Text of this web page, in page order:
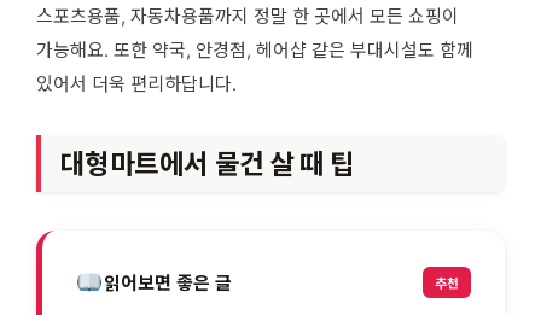
스포츠용품, 자동차용품까지 정말 한 곳에서 모든 쇼핑이
가능해요. 또한 약국, 안경점, 헤어샵 같은 부대시설도 함께
있어서 더욱 편리하답니다.
대형마트에서 물건 살 때 팁
읽어보면 좋은 글 추천